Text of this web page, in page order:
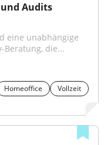
Audits
eine unabhängige
Beratung, die...
Homeoffice
Vollzeit